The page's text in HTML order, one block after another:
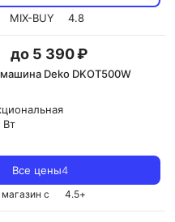
MIX-BUY
4.8
до 5 390 ₽
Deko DKOT500W
Вт
Все цены4
магазин с 4.5+